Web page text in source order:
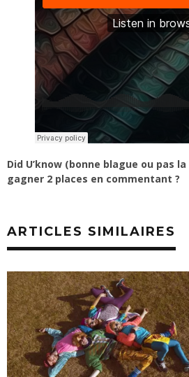
Did U’know (bonne blague ou pas
gagner 2 places en commentant ?
ARTICLES SIMILAIRES